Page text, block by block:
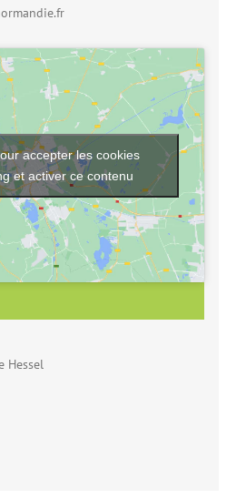
Hessel
accepter les cookies
et activer ce contenu